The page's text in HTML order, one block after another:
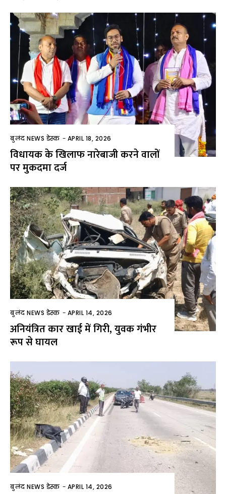
बुलंद NEWS डेस्क - APRIL 18, 2026
विधायक के खिलाफ नारेबाजी करने वालों
पर मुकदमा दर्ज
बुलंद NEWS डेस्क - APRIL 14, 2026
अनियंत्रित कार खाई में गिरी, युवक गंभीर
रूप से घायल
बुलंद NEWS डेस्क - APRIL 14, 2026